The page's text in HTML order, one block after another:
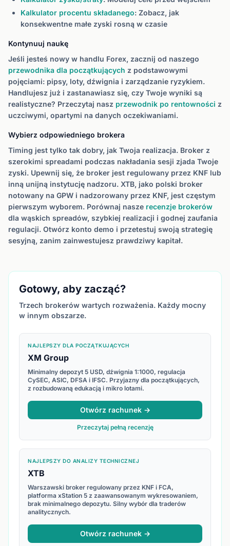
Kalkulator procentu składanego: Zobacz, jak
konsekwentne małe zyski rosną w czasie
Kontynuuj naukę
Jeśli jesteś nowy w handlu Forex, zacznij od naszego
przewodnika dla początkujących z podstawowymi
pojęciami: pipsy, loty, dźwignia i zarządzanie ryzykiem.
Handlujesz już i zastanawiasz się, czy Twoje wyniki są
realistyczne? Przeczytaj nasz przewodnik po rentowności z
uczciwymi, opartymi na danych oczekiwaniami.
Wybierz odpowiedniego brokera
Timing jest tylko tak dobry, jak Twoja realizacja. Broker z
szerokimi spreadami podczas nakładania sesji zjada Twoje
zyski. Upewnij się, że broker jest regulowany przez KNF lub
inną unijną instytucję nadzoru. XTB, jako polski broker
notowany na GPW i nadzorowany przez KNF, jest częstym
pierwszym wyborem. Porównaj nasze recenzje brokerów
dla wąskich spreadów, szybkiej realizacji i godnej zaufania
regulacji. Otwórz konto demo i przetestuj swoją strategię
sesyjną, zanim zainwestujesz prawdziwy kapitał.
Gotowy, aby zacząć?
Trzech brokerów wartych rozważenia. Każdy mocny
w innym obszarze.
NAJLEPSZY DLA POCZĄTKUJĄCYCH
XM Group
Minimalny depozyt 5 USD, dźwignia 1:1000, regulacja
CySEC, ASIC, DFSA i IFSC. Przyjazny dla początkujących,
z rozbudowaną edukacją i mikro lotami.
Otwórz rachunek →
Przeczytaj pełną recenzję
NAJLEPSZY DO ANALIZY TECHNICZNEJ
XTB
Warszawski broker regulowany przez KNF i FCA,
platforma xStation 5 z zaawansowanym wykresowaniem,
brak minimalnego depozytu. Silny wybór dla traderów
analitycznych.
Otwórz rachunek →